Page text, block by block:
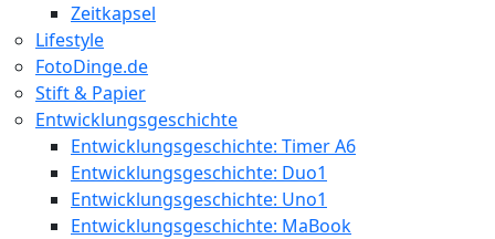
Zeitkapsel
Lifestyle
FotoDinge.de
Stift & Papier
Entwicklungsgeschichte
Entwicklungsgeschichte: Timer A6
Entwicklungsgeschichte: Duo1
Entwicklungsgeschichte: Uno1
Entwicklungsgeschichte: MaBook